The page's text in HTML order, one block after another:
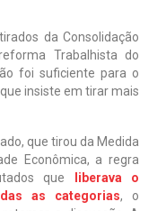
da Consolidação
Trabalhista do
foi suficiente para o
insiste em tirar mais
que tirou da Medida
Econômica, a regra
que
liberava o
as categorias, o